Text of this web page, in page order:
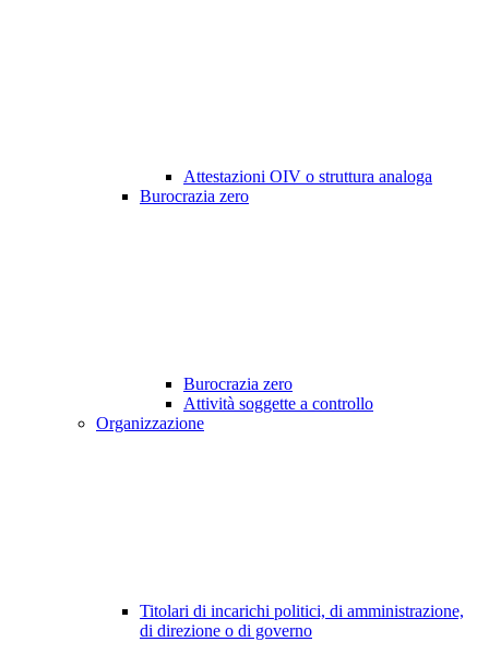
Attestazioni OIV o struttura analoga
Burocrazia zero
Burocrazia zero
Attività soggette a controllo
Organizzazione
Titolari di incarichi politici, di amministrazione,
di direzione o di governo